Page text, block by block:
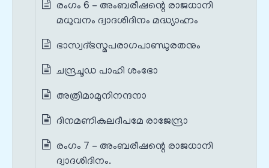
രംഗം 6 - അംബരീഷന്റെ രാജധാനി
മധുവനം ദ്വാദശിദിനം മദ്ധ്യാഹ്നം
ഭാസ്വദ്ഭസ്മപരാഗപാണ്ഡുരതനും
ചന്ദ്രചൂഡ പാഹി ശംഭോ
അത്രിമാമുനിനന്ദനാ
ദിനമണികുലദീപമേ രാജേന്ദ്രാ
രംഗം 7 - അംബരീഷന്റെ രാജധാനി
ദ്വാദശിദിനം.